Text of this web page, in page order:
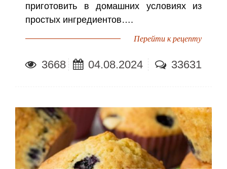
приготовить в домашних условиях из
простых ингредиентов….
Перейти к рецепту
3668 04.08.2024 33631